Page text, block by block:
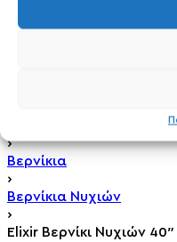
›
Βερνίκια
›
Βερνίκια Νυχιών
›
Elixir Βερνίκι Νυχιών